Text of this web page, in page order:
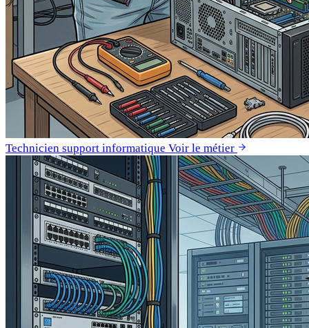
Technicien support informatique Voir le métier